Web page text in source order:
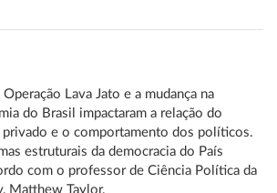
Lava Jato e a mudança na
do Brasil impactaram a relação do
privado e o comportamento dos políticos.
estruturais da democracia do País
com o professor de Ciência Política da
Matthew Taylor.